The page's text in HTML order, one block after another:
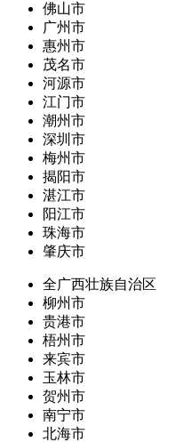
佛山市
广州市
惠州市
茂名市
河源市
江门市
潮州市
深圳市
梅州市
揭阳市
湛江市
阳江市
珠海市
肇庆市
全广西壮族自治区
柳州市
贵港市
梧州市
来宾市
玉林市
贺州市
南宁市
北海市